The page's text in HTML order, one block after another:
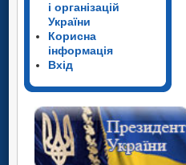
і організацій
України
Корисна
інформація
Вхід